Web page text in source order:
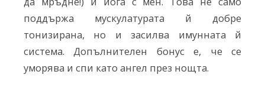
поддържа мускулатурата й добре
тонизирана, но и засилва имунната й
система. Допълнителен бонус е, че се
уморява и спи като ангел през нощта.